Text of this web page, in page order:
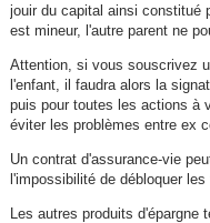
jouir du capital ainsi constitué
est mineur, l'autre parent ne
Attention, si vous souscrivez
l'enfant, il faudra alors la
puis pour toutes les actions à
éviter les problèmes entre ex
Un contrat d'assurance-vie
l'impossibilité de débloquer
Les autres produits d'épargne